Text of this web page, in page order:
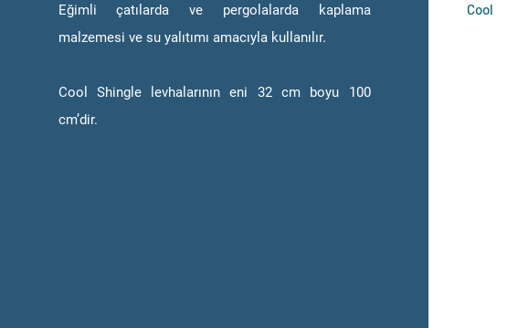
Eğimli çatılarda ve pergolalarda kaplama
malzemesi ve su yalıtımı amacıyla kullanılır.
Cool Shingle levhalarının eni 32 cm boyu 100
cm’dir.
Cool